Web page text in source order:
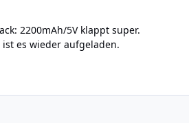
2200mAh/5V klappt super.
es wieder aufgeladen.